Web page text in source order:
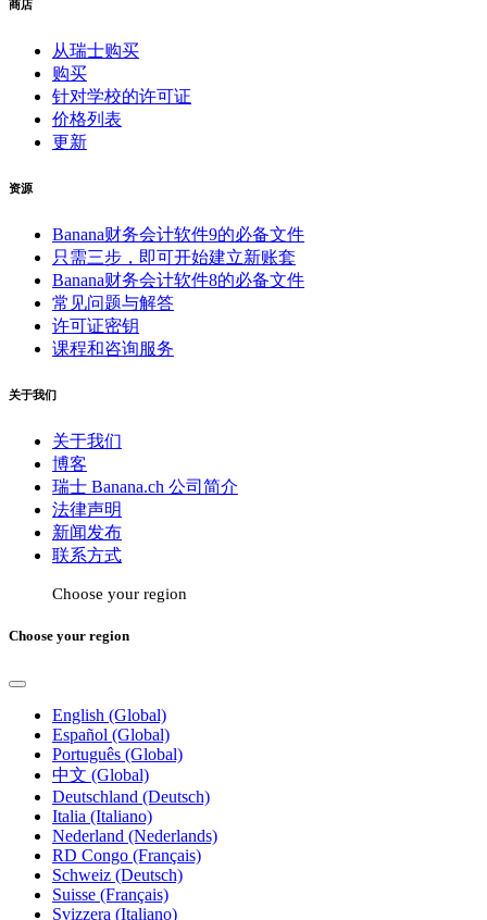
商店
从瑞士购买
购买
针对学校的许可证
价格列表
更新
资源
Banana财务会计软件9的必备文件
只需三步，即可开始建立新账套
Banana财务会计软件8的必备文件
常见问题与解答
许可证密钥
课程和咨询服务
关于我们
关于我们
博客
瑞士 Banana.ch 公司简介
法律声明
新闻发布
联系方式
Choose your region
Choose your region
English (Global)
Español (Global)
Português (Global)
中文 (Global)
Deutschland (Deutsch)
Italia (Italiano)
Nederland (Nederlands)
RD Congo (Français)
Schweiz (Deutsch)
Suisse (Français)
Svizzera (Italiano)